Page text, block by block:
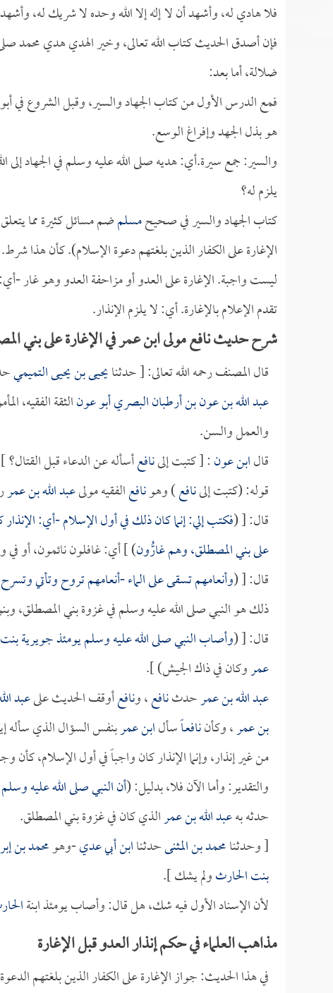
فلا هادي له، وأشهد أن لا إله إلا الله وحده لا شريك له،
فإن أصدق الحديث كتاب الله تعالى، وخير الهدي هدي محمد
ضلالة، أما بعد:
فمع الدرس الأول من كتاب الجهاد والسير، وقبل الشروع في
هو بذل الجهد وإفراغ الوسع.
والسير: جمع سيرة.أي: هديه صلى الله عليه وسلم في الجهاد إلى
يلزم له؟
كتاب الجهاد والسير في صحيحمسلمضم مسائل كثيرة مما
الإغارة على الكفار الذين بلغتهم دعوة الإسلام). كأن هذا
ليست واجبة. الإغارة على العدو أو مزاحفة العدو وهو غار
تقدم الإعلام بالإغارة. أي: لا يلزم الإنذار.
شرح حديث نافع مولى ابن عمر في الإغارة على بني
قال المصنف رحمه الله تعالى: [ حدثنايحيى بن يحيى التميمي
عبد الله بن عون بن أرطبان البصري أبو عونالثقة الفقيه،
والعمل والسن.
قالابن عون: [ كتبت إلىنافعأسأله عن الدعاء قبل القتال؟
قوله: (كتبت إلىنافع) وهونافعالفقيه مولىعبد الله بن عمر
قال: [ (فكتب إلي: إنما كان ذلك في أول الإسلام -أي:
على بني المصطلق، وهم غارُّون) ] أي: غافلون نائمون، أو
قال: [ (وأنعامهم تسقى على الماء -أنعامهم تروح وتأتي
ذلك هو النبي صلى الله عليه وسلم في غزوة بني المصطلق،
قال: [ (وأصاب النبي صلى الله عليه وسلم يومئذجويرية
عمروكان في ذاك الجيش) ].
عبد الله بن عمرحدثنافع، ونافعأوقف الحديث علىعبد
بن عمر، وكأننافعـاًسألابن عمربنفس السؤال الذي سأله
من غير إنذار، وإنما الإنذار كان واجباً في أول الإسلام،
والتقدير: وأما الآن فلا، بدليل: (أن النبي صلى الله عليه
حدثه بهعبد الله بن عمرالذي كان في غزوة بني المصطلق.
[ وحدثنامحمد بن المثنىحدثناابن أبي عدي-وهومحمد بن
بنت الحارثولم يشك ].
لأن الإسناد الأول فيه شك، هل قال: وأصاب يومئذ ابنة
مذاهب العلماء في حكم إنذار العدو قبل الإغارة
في هذا الحديث: جواز الإغارة على الكفار الذين بلغتهم